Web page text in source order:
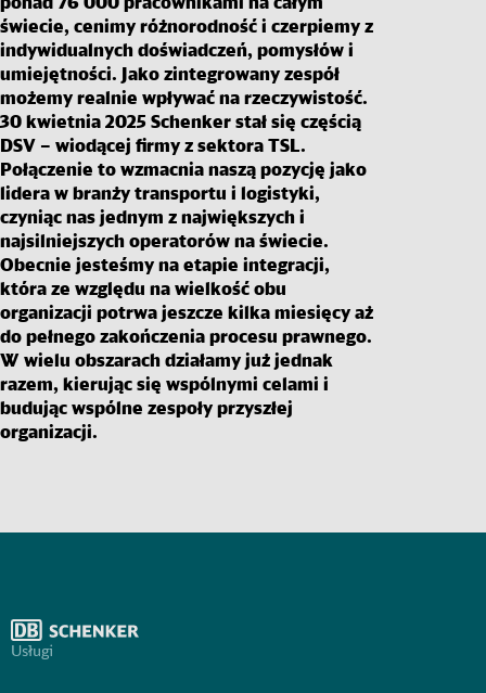
świecie, cenimy różnorodność i czerpiemy z
indywidualnych doświadczeń, pomysłów i
umiejętności. Jako zintegrowany zespół
możemy realnie wpływać na rzeczywistość.
30 kwietnia 2025 Schenker stał się częścią
DSV – wiodącej firmy z sektora TSL.
Połączenie to wzmacnia naszą pozycję jako
lidera w branży transportu i logistyki,
czyniąc nas jednym z największych i
najsilniejszych operatorów na świecie.
Obecnie jesteśmy na etapie integracji,
która ze względu na wielkość obu
organizacji potrwa jeszcze kilka miesięcy aż
do pełnego zakończenia procesu prawnego.
W wielu obszarach działamy już jednak
razem, kierując się wspólnymi celami i
budując wspólne zespoły przyszłej
organizacji.
Usługi